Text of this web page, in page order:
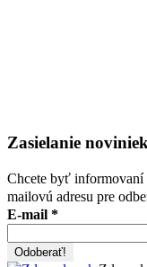
Zasielanie noviniek
Chcete byť informovaní
mailovú adresu pre
E-mail *